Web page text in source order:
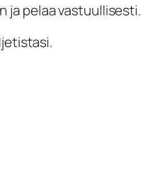
ja pelaa vastuullisesti.